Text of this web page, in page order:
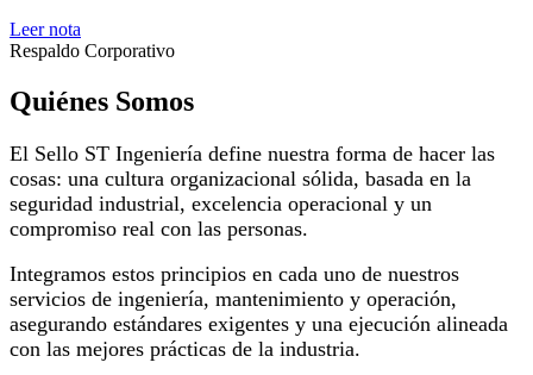
Leer nota
Respaldo Corporativo
Quiénes Somos
El Sello ST Ingeniería define nuestra forma de hacer las
cosas: una cultura organizacional sólida, basada en la
seguridad industrial, excelencia operacional y un
compromiso real con las personas.
Integramos estos principios en cada uno de nuestros
servicios de ingeniería, mantenimiento y operación,
asegurando estándares exigentes y una ejecución alineada
con las mejores prácticas de la industria.